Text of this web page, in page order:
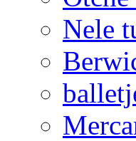
Nele